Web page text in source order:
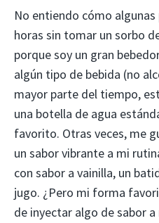
No entiendo cómo
horas sin tomar un sorbo
porque soy un gran
algún tipo de bebida (no
mayor parte del tiempo,
una botella de agua
favorito. Otras veces, me
un sabor vibrante a mi
con sabor a vainilla, un
jugo. ¿Pero mi forma
de inyectar algo de sabor